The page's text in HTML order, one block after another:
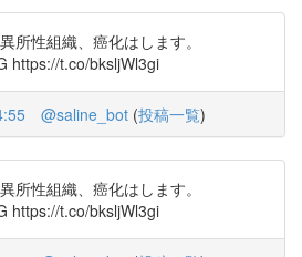
所性組織、癌化はします。
https://t.co/bksljWl3gi
@saline_bot (投稿一覧)
所性組織、癌化はします。
https://t.co/bksljWl3gi